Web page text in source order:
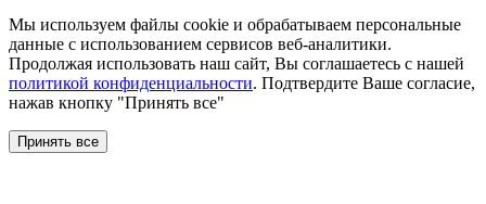
Мы используем файлы сookie и обрабатываем персональные
данные с использованием сервисов веб-аналитики.
Продолжая использовать наш сайт, Вы соглашаетесь с нашей
политикой конфиденциальности. Подтвердите Ваше согласие,
нажав кнопку "Принять все"
Принять все